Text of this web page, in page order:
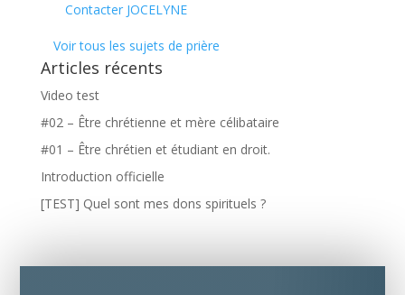
Contacter JOCELYNE
Voir tous les sujets de prière
Articles récents
Video test
#02 – Être chrétienne et mère célibataire
#01 – Être chrétien et étudiant en droit.
Introduction officielle
[TEST] Quel sont mes dons spirituels ?